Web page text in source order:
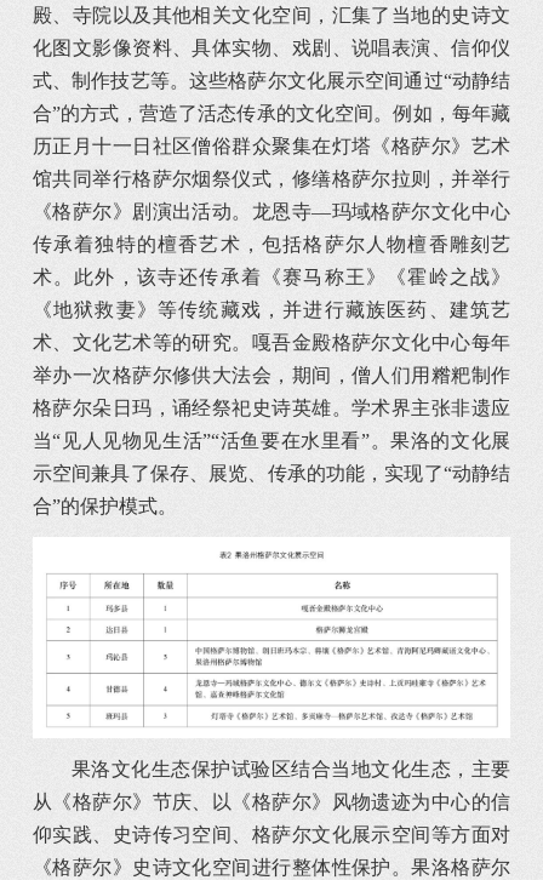
殿、寺院以及其他相关文化空间，汇集了当地的史诗文
化图文影像资料、具体实物、戏剧、说唱表演、信仰仪
式、制作技艺等。这些格萨尔文化展示空间通过“动静结
合”的方式，营造了活态传承的文化空间。例如，每年藏
历正月十一日社区僧俗群众聚集在灯塔《格萨尔》艺术
馆共同举行格萨尔烟祭仪式，修缮格萨尔拉则，并举行
《格萨尔》剧演出活动。龙恩寺—玛域格萨尔文化中心
传承着独特的檀香艺术，包括格萨尔人物檀香雕刻艺
术。此外，该寺还传承着《赛马称王》《霍岭之战》
《地狱救妻》等传统藏戏，并进行藏族医药、建筑艺
术、文化艺术等的研究。嘎吾金殿格萨尔文化中心每年
举办一次格萨尔修供大法会，期间，僧人们用糌粑制作
格萨尔朵日玛，诵经祭祀史诗英雄。学术界主张非遗应
当“见人见物见生活”“活鱼要在水里看”。果洛的文化展
示空间兼具了保存、展览、传承的功能，实现了“动静结
合”的保护模式。
果洛文化生态保护试验区结合当地文化生态，主要
从《格萨尔》节庆、以《格萨尔》风物遗迹为中心的信
仰实践、史诗传习空间、格萨尔文化展示空间等方面对
《格萨尔》史诗文化空间进行整体性保护。果洛格萨尔